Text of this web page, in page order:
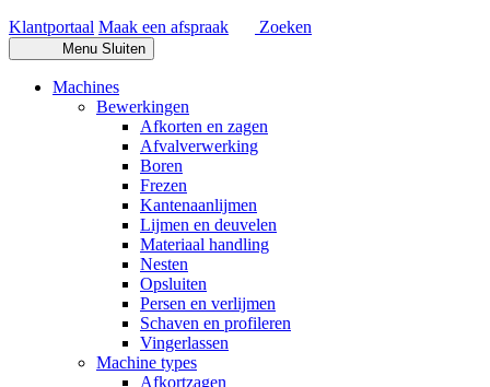
Klantportaal Maak een afspraak Zoeken
Menu Sluiten
Machines
Bewerkingen
Afkorten en zagen
Afvalverwerking
Boren
Frezen
Kantenaanlijmen
Lijmen en deuvelen
Materiaal handling
Nesten
Opsluiten
Persen en verlijmen
Schaven en profileren
Vingerlassen
Machine types
Afkortzagen